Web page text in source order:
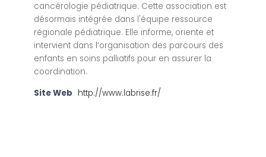
cancérologie pédiatrique. Cette association est
désormais intégrée dans l'équipe ressource
régionale pédiatrique. Elle informe, oriente et
intervient dans l’organisation des parcours des
enfants en soins palliatifs pour en assurer la
coordination.
Site Web http://www.labrise.fr/